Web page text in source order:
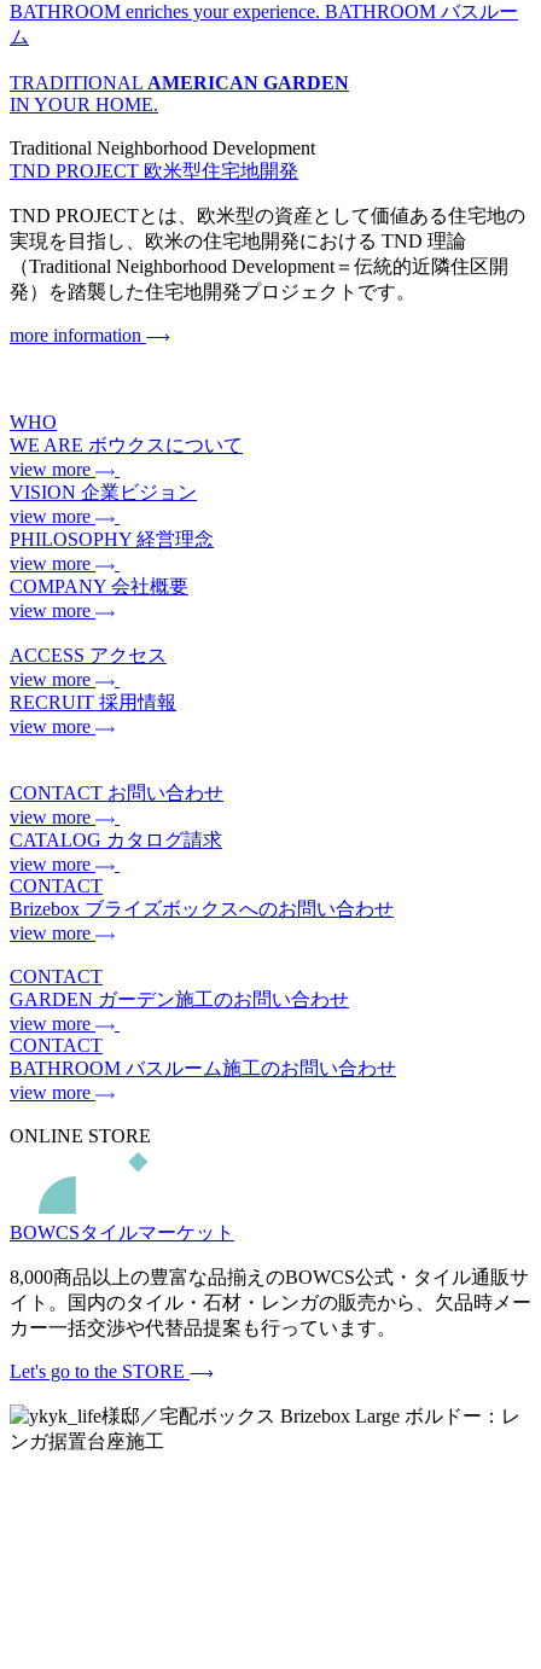
BATHROOM enriches your experience. BATHROOM バスルー
ム
TRADITIONAL AMERICAN GARDEN
IN YOUR HOME.
Traditional Neighborhood Development
TND PROJECT 欧米型住宅地開発
TND PROJECTとは、欧米型の資産として価値ある住宅地の
実現を目指し、欧米の住宅地開発における TND 理論
（Traditional Neighborhood Development＝伝統的近隣住区開
発）を踏襲した住宅地開発プロジェクトです。
more information
WHO
WE ARE ボウクスについて
view more
VISION 企業ビジョン
view more
PHILOSOPHY 経営理念
view more
COMPANY 会社概要
view more
ACCESS アクセス
view more
RECRUIT 採用情報
view more
CONTACT お問い合わせ
view more
CATALOG カタログ請求
view more
CONTACT
Brizebox ブライズボックスへのお問い合わせ
view more
CONTACT
GARDEN ガーデン施工のお問い合わせ
view more
CONTACT
BATHROOM バスルーム施工のお問い合わせ
view more
ONLINE STORE
BOWCSタイルマーケット
8,000商品以上の豊富な品揃えのBOWCS公式・タイル通販サ
イト。国内のタイル・石材・レンガの販売から、欠品時メー
カー一括交渉や代替品提案も行っています。
Let's go to the STORE